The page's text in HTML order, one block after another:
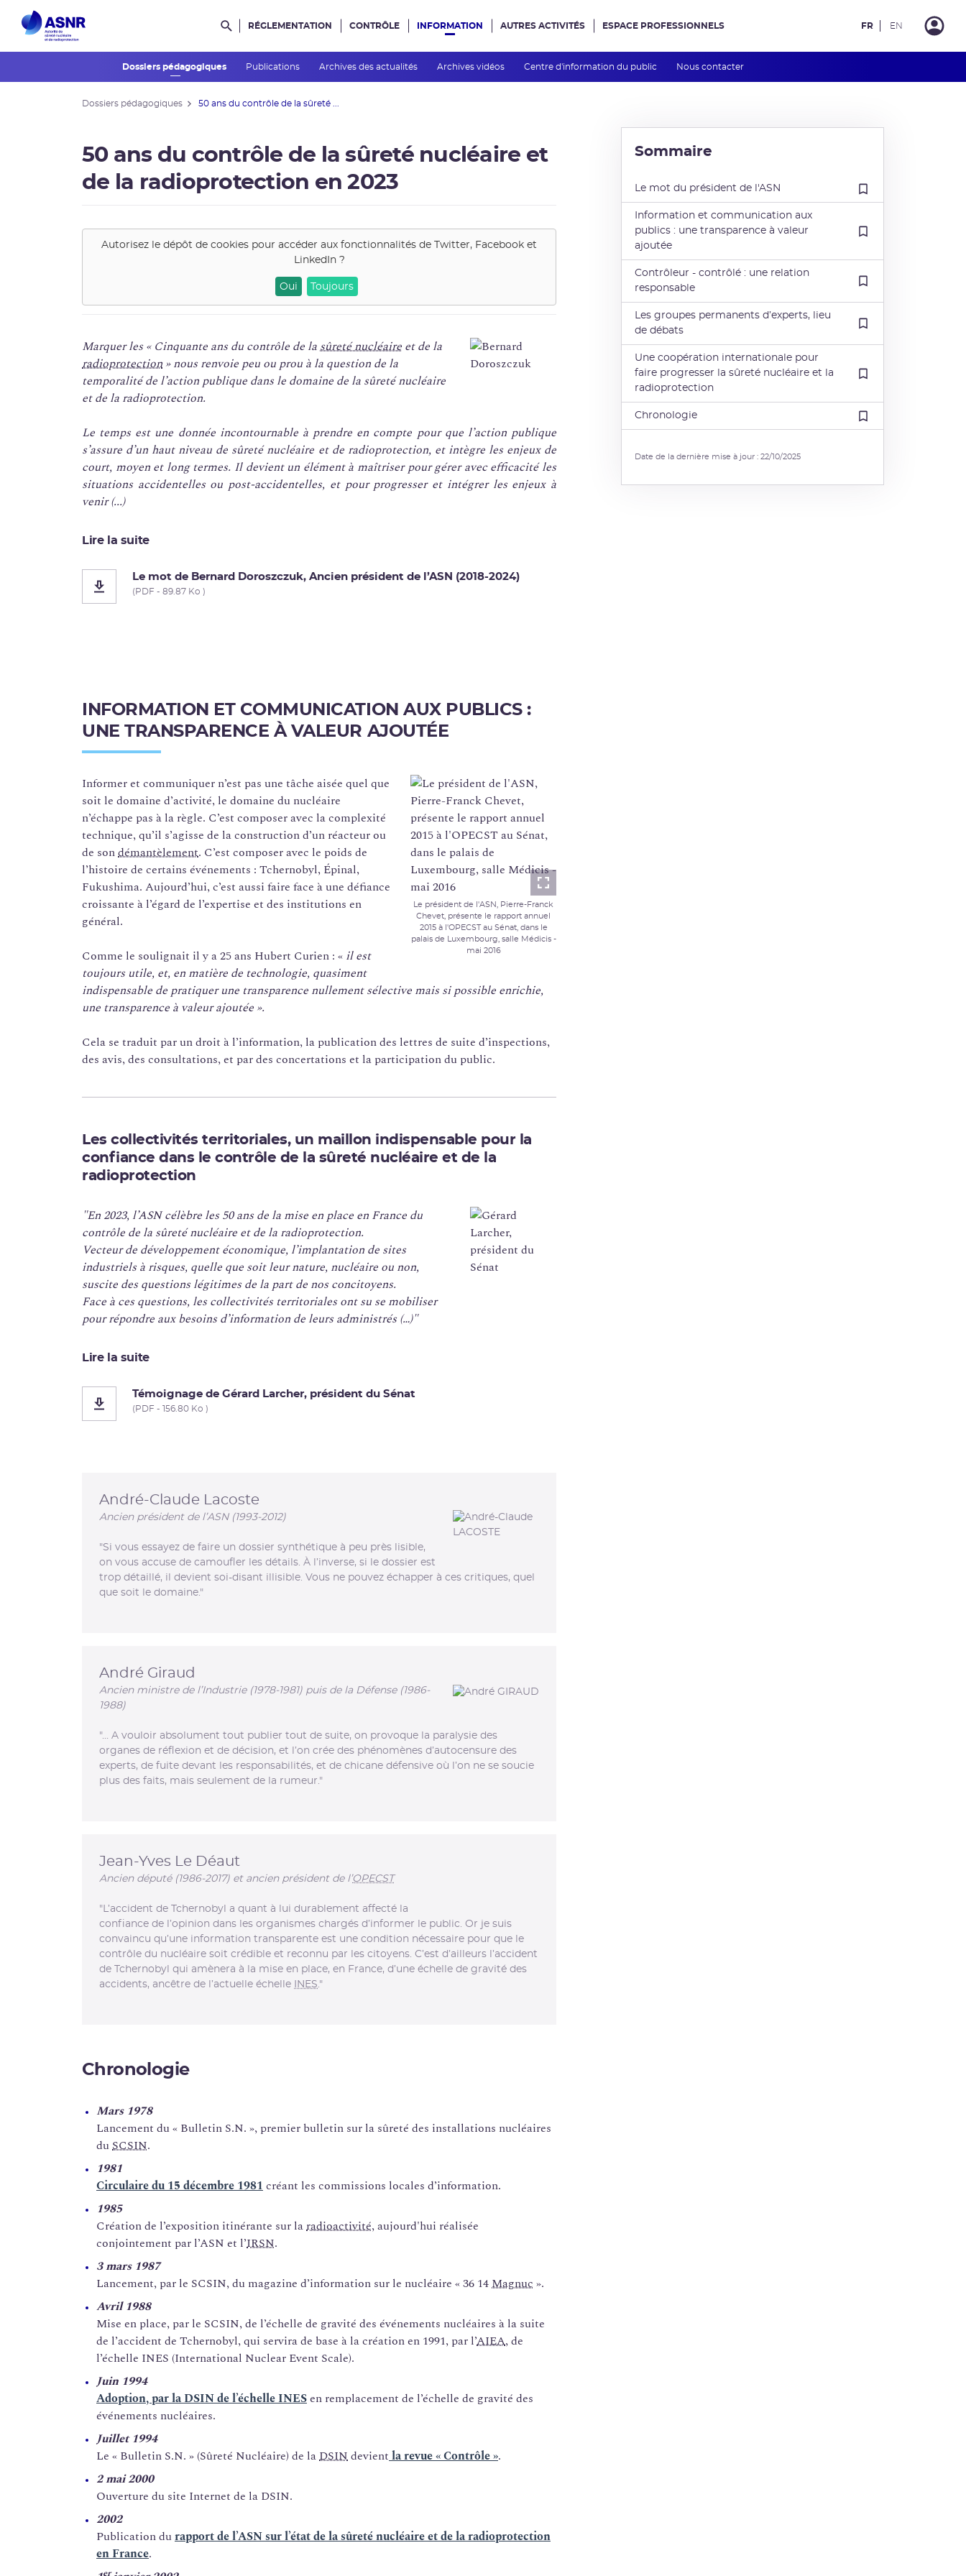
Rechercher dans le site
RÉGLEMENTATION CONTRÔLE INFORMATION
Dossiers pédagogiques Publications Archives des actualités Archives vidéos Centre d'information du public Nous contacter
AUTRES ACTIVITÉS ESPACE PROFESSIONNELS FR EN
Dossiers pédagogiques 50 ans du contrôle de la sûreté ...
50 ans du contrôle de la sûreté nucléaire et
de la radioprotection en 2023
Autorisez le dépôt de cookies pour accéder aux fonctionnalités de
Twitter, Facebook et
LinkedIn?
Oui Toujours
Marquer les « Cinquante ans du contrôle de lasûreté nucléaire et de la
radioprotection » nous renvoie peu ou prou à la question de la
temporalité de l’action publique dans le domaine de la sûreté nucléaire
et de la radioprotection.
Le temps est une donnée incontournable à prendre en compte pour que l’action publique
s’assure d’un haut niveau de sûreté nucléaire et de radioprotection, et intègre les enjeux de
court, moyen et long termes. Il devient un élément à maîtriser pour gérer avec efficacité les
situations accidentelles ou post-accidentelles, et pour progresser et intégrer les enjeux à
venir (...)
Lire la suite
Le mot de Bernard Doroszczuk, Ancien président de l’ASN (2018-2024)
(PDF - 89.87 Ko )
INFORMATION ET COMMUNICATION AUX PUBLICS :
UNE TRANSPARENCE À VALEUR AJOUTÉE
Lightbox
Le président de l'ASN, Pierre-Franck
Chevet, présente le rapport annuel
2015 à l'OPECST au Sénat, dans le
palais de Luxembourg, salle Médicis -
mai 2016
Informer et communiquer n’est pas une tâche aisée quel que
soit le domaine d’activité, le domaine du nucléaire
n’échappe pas à la règle. C’est composer avec la complexité
technique, qu’il s’agisse de la construction d’un réacteur ou
de sondémantèlement. C’est composer avec le poids de
l’histoire de certains événements : Tchernobyl, Épinal,
Fukushima. Aujourd’hui, c’est aussi faire face à une défiance
croissante à l’égard de l’expertise et des institutions en
général.
Comme le soulignait il y a 25 ans Hubert Curien : « il est
toujours utile, et, en matière de technologie, quasiment
indispensable de pratiquer une transparence nullement sélective mais si possible enrichie,
une transparence à valeur ajoutée ».
Cela se traduit par un droit à l’information, la publication des lettres de suite d’inspections,
des avis, des consultations, et par des concertations et la participation du public.
Les collectivités territoriales, un maillon indispensable pour la
confiance dans le contrôle de la sûreté nucléaire et de la
radioprotection
"En 2023, l’ASN célèbre les 50 ans de la mise en place en France du
contrôle de la sûreté nucléaire et de la radioprotection.
Vecteur de développement économique, l’implantation de sites
industriels à risques, quelle que soit leur nature, nucléaire ou non,
suscite des questions légitimes de la part de nos concitoyens.
Face à ces questions, les collectivités territoriales ont su se mobiliser
pour répondre aux besoins d’information de leurs administrés (…)"
Lire la suite
Témoignage de Gérard Larcher, président du Sénat
(PDF - 156.80 Ko )
André-Claude Lacoste
Ancien président de l’ASN (1993-2012)
"Si vous essayez de faire un dossier synthétique à peu près lisible,
on vous accuse de camoufler les détails. À l’inverse, si le dossier est
trop détaillé, il devient soi-disant illisible. Vous ne pouvez échapper à ces critiques, quel
que soit le domaine."
André Giraud
Ancien ministre de l’Industrie (1978-1981) puis de la Défense (1986-
1988)
"… A vouloir absolument tout publier tout de suite, on provoque la paralysie des
organes de réflexion et de décision, et l’on crée des phénomènes d’autocensure des
experts, de fuite devant les responsabilités, et de chicane défensive où l’on ne se soucie
plus des faits, mais seulement de la rumeur."
Jean-Yves Le Déaut
Ancien député (1986-2017) et ancien président de l’OPECST
"L’accident de Tchernobyl a quant à lui durablement affecté la
confiance de l’opinion dans les organismes chargés d’informer le public. Or je suis
convaincu qu’une information transparente est une condition nécessaire pour que le
contrôle du nucléaire soit crédible et reconnu par les citoyens. C’est d’ailleurs l’accident
de Tchernobyl qui amènera à la mise en place, en France, d’une échelle de gravité des
accidents, ancêtre de l’actuelle échelle
INES."
Chronologie
Mars 1978
Lancement du « Bulletin S.N. », premier bulletin sur la sûreté des installations nucléaires
duSCSIN.
1981
Circulaire du 15 décembre 1981créant les commissions locales d’information.
1985
Création de l’exposition itinérante sur laradioactivité, aujourd'hui réalisée
conjointement par l’ASN et l’IRSN.
3 mars 1987
Lancement, par le SCSIN, du magazine d’information sur le nucléaire « 36 14Magnuc ».
Avril 1988
Mise en place, par le SCSIN, de l’échelle de gravité des événements nucléaires à la suite
de l’accident de Tchernobyl, qui servira de base à la création en 1991, par l’AIEA, de
l’échelle INES (International Nuclear Event Scale).
Juin 1994
Adoption, par la DSIN de l’échelle INESen remplacement de l’échelle de gravité des
événements nucléaires.
Juillet 1994
Le « Bulletin S.N. » (Sûreté Nucléaire) de laDSINdevientla revue « Contrôle ».
2 mai 2000
Ouverture du site Internet de la DSIN.
2002
Publication durapport de l’ASN sur l’état de la sûreté nucléaire et de la radioprotection
en France.
Sommaire
Le mot du président de l'ASN
Information et communication aux
publics : une transparence à valeur
ajoutée
Contrôleur - contrôlé : une relation
responsable
Les groupes permanents d’experts, lieu
de débats
Une coopération internationale pour
faire progresser la sûreté nucléaire et la
radioprotection
Chronologie
Date de la dernière mise à jour : 22/10/2025